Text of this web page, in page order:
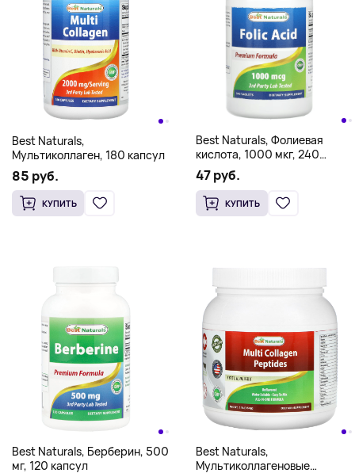
Best Naturals,
Мультиколлаген, 180 капсул
85 руб.
КУПИТЬ
Best Naturals, Фолиевая
кислота, 1000 мкг, 240
таблеток
47 руб.
КУПИТЬ
Best Naturals, Берберин, 500
мг, 120 капсул
Best Naturals,
Мультиколлагеновые